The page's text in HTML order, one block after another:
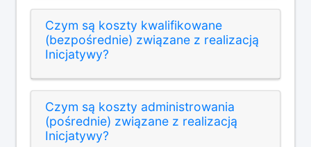
Czym są koszty kwalifikowane
(bezpośrednie) związane z realizacją
Inicjatywy?
Czym są koszty administrowania
(pośrednie) związane z realizacją
Inicjatywy?